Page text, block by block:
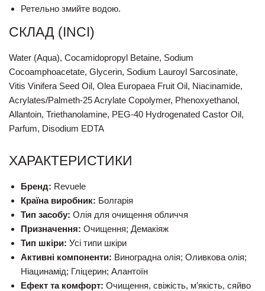
Ретельно змийте водою.
СКЛАД (INCI)
Water (Aqua), Cocamidopropyl Betaine, Sodium
Cocoamphoacetate, Glycerin, Sodium Lauroyl Sarcosinate,
Vitis Vinifera Seed Oil, Olea Europaea Fruit Oil, Niacinamide,
Acrylates/Palmeth-25 Acrylate Copolymer, Phenoxyethanol,
Allantoin, Triethanolamine, PEG-40 Hydrogenated Castor Oil,
Parfum, Disodium EDTA
ХАРАКТЕРИСТИКИ
Бренд: Revuele
Країна виробник: Болгарія
Тип засобу: Олія для очищення обличчя
Призначення: Очищення; Демакіяж
Тип шкіри: Усі типи шкіри
Активні компоненти: Виноградна олія; Оливкова олія;
Ніацинамід; Гліцерин; Алантоїн
Ефект та комфорт: Очищення, свіжість, м’якість, сяйво